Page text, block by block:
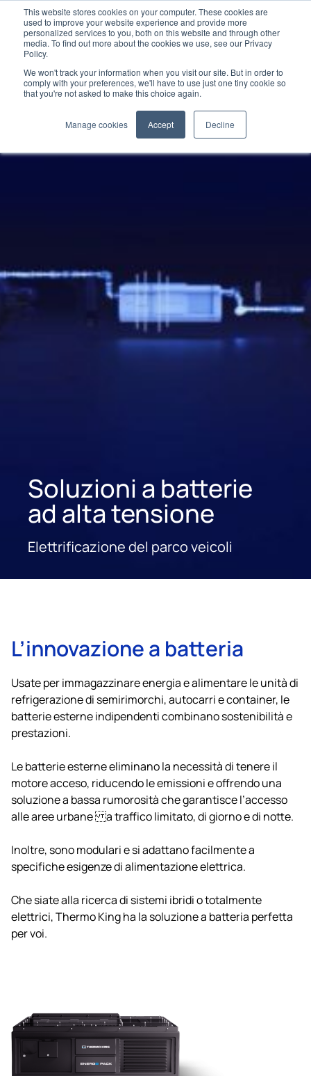
This website stores cookies on your computer. These cookies are
used to improve your website experience and provide more
personalized services to you, both on this website and through other
media. To find out more about the cookies we use, see our Privacy
Policy.
We won't track your information when you visit our site. But in order to
comply with your preferences, we'll have to use just one tiny cookie so
that you're not asked to make this choice again.
Manage cookies Accept Decline
Soluzioni a batterie
ad alta tensione
Elettrificazione del parco veicoli
L’innovazione a batteria
Usate per immagazzinare energia e alimentare le unità di
refrigerazione di semirimorchi, autocarri e container, le
batterie esterne indipendenti combinano sostenibilità e
prestazioni.
Le batterie esterne eliminano la necessità di tenere il
motore acceso, riducendo le emissioni e offrendo una
soluzione a bassa rumorosità che garantisce l’accesso
alle aree urbane a traffico limitato, di giorno e di notte.
Inoltre, sono modulari e si adattano facilmente a
specifiche esigenze di alimentazione elettrica.
Che siate alla ricerca di sistemi ibridi o totalmente
elettrici,Thermo Kingha la soluzione a batteria perfetta
per voi.